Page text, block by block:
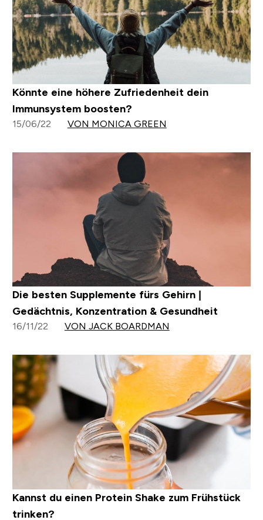
Könnte eine höhere Zufriedenheit dein
Immunsystem boosten?
15/06/22 VON MONICA GREEN
Die besten Supplemente fürs Gehirn |
Gedächtnis, Konzentration & Gesundheit
16/11/22 VON JACK BOARDMAN
Kannst du einen Protein Shake zum Frühstück
trinken?